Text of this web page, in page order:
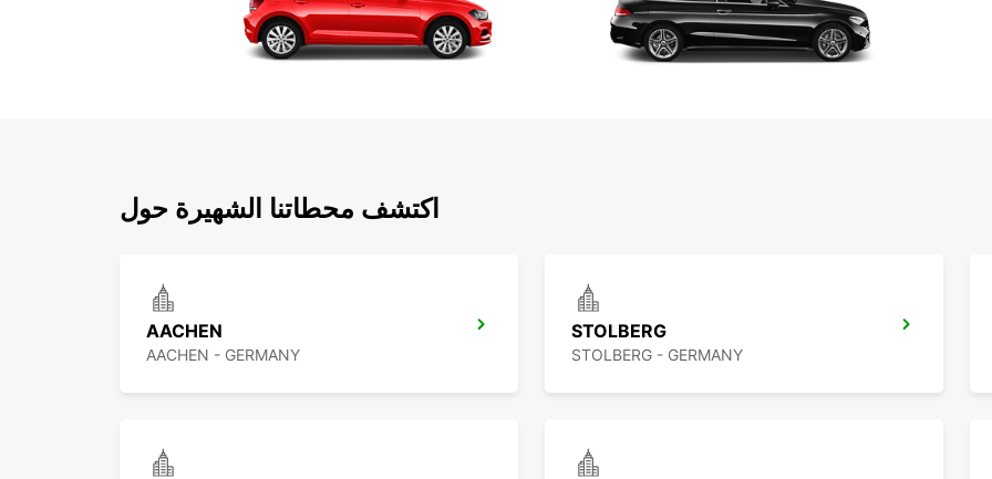
اكتشف محطاتنا الشهيرة حول
AACHEN
AACHEN - GERMANY
STOLBERG
STOLBERG - GERMANY